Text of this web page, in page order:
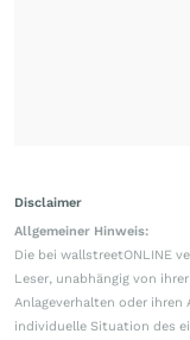
Disclaimer
Allgemeiner Hinweis:
Die bei wallstreetONLINE
Leser, unabhängig von
Anlageverhalten oder ihren
individuelle Situation des